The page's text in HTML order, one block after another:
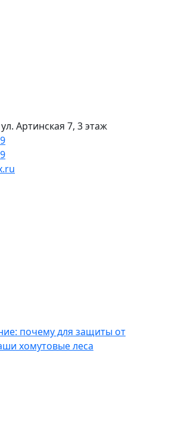
Артинская 7, 3 этаж